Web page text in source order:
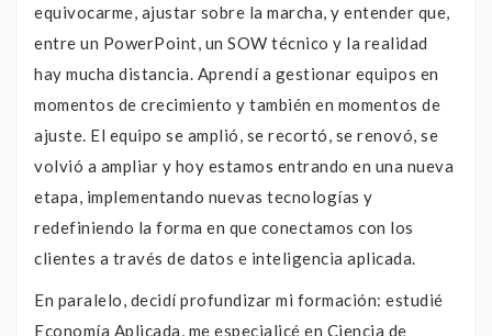
equivocarme, ajustar sobre la marcha, y entender que,
entre un PowerPoint, un SOW técnico y la realidad
hay mucha distancia. Aprendí a gestionar equipos en
momentos de crecimiento y también en momentos de
ajuste. El equipo se amplió, se recortó, se renovó, se
volvió a ampliar y hoy estamos entrando en una nueva
etapa, implementando nuevas tecnologías y
redefiniendo la forma en que conectamos con los
clientes a través de datos e inteligencia aplicada.
En paralelo, decidí profundizar mi formación: estudié
Economía Aplicada, me especialicé en Ciencia de